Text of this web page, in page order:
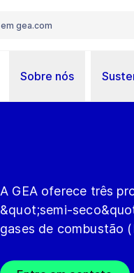
Sobre nós
A GEA oferece três
&quot;semi-
gases de combustão